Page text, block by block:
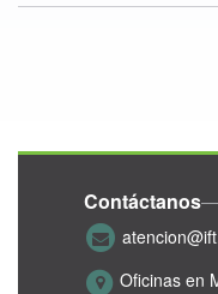
Contáctanos
Oficinas en